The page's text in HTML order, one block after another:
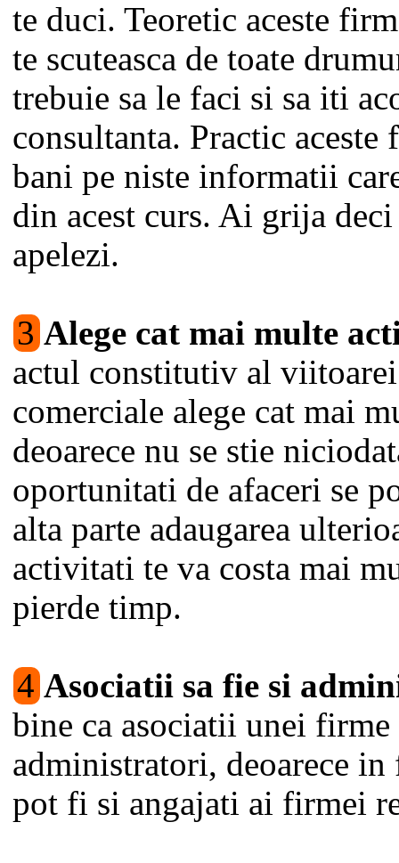
te duci. Teoretic aceste
te scuteasca de toate
trebuie sa le faci si sa iti
consultanta. Practic
bani pe niste informatii
din acest curs. Ai grija
apelezi.
3 Alege cat mai multe
actul constitutiv al
comerciale alege cat mai
deoarece nu se stie
oportunitati de afaceri se
alta parte adaugarea
activitati te va costa mai
pierde timp.
4 Asociatii sa fie si
bine ca asociatii unei firme
administratori, deoarece in
pot fi si angajati ai firmei